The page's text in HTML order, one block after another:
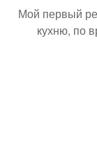
Мой первый
кухню, по